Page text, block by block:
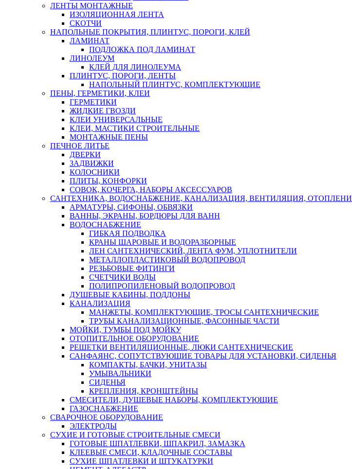
ЛЕНТЫ МОНТАЖНЫЕ
ИЗОЛЯЦИОННАЯ ЛЕНТА
СКОТЧИ
НАПОЛЬНЫЕ ПОКРЫТИЯ, ПЛИНТУС, ПОРОГИ, КЛЕЙ
ЛАМИНАТ
ПОДЛОЖКА ПОД ЛАМИНАТ
ЛИНОЛЕУМ
КЛЕЙ ДЛЯ ЛИНОЛЕУМА
ПЛИНТУС, ПОРОГИ, ЛЕНТЫ
НАПОЛЬНЫЙ ПЛИНТУС, КОМПЛЕКТУЮЩИЕ
ПЕНЫ, ГЕРМЕТИКИ, КЛЕИ
ГЕРМЕТИКИ
ЖИДКИЕ ГВОЗДИ
КЛЕИ УНИВЕРСАЛЬНЫЕ
КЛЕИ, МАСТИКИ СТРОИТЕЛЬНЫЕ
МОНТАЖНЫЕ ПЕНЫ
ПЕЧНОЕ ЛИТЬЕ
ДВЕРКИ
ЗАДВИЖКИ
КОЛОСНИКИ
ПЛИТЫ, КОНФОРКИ
СОВОК, КОЧЕРГА, НАБОРЫ АКСЕССУАРОВ
САНТЕХНИКА, ВОДОСНАБЖЕНИЕ, КАНАЛИЗАЦИЯ, ВЕНТИЛЯЦИЯ, ОТОПЛЕНИ
АРМАТУРЫ, СИФОНЫ, ОБВЯЗКИ
ВАННЫ, ЭКРАНЫ, БОРДЮРЫ ДЛЯ ВАНН
ВОДОСНАБЖЕНИЕ
ГИБКАЯ ПОДВОДКА
КРАНЫ ШАРОВЫЕ И ВОДОРАЗБОРНЫЕ
ЛЕН САНТЕХНИЧЕСКИЙ, ЛЕНТА ФУМ, УПЛОТНИТЕЛИ
МЕТАЛЛОПЛАСТИКОВЫЙ ВОДОПРОВОД
РЕЗЬБОВЫЕ ФИТИНГИ
СЧЕТЧИКИ ВОДЫ
ПОЛИПРОПИЛЕНОВЫЙ ВОДОПРОВОД
ДУШЕВЫЕ КАБИНЫ, ПОДДОНЫ
КАНАЛИЗАЦИЯ
МАНЖЕТЫ, КОМПЛЕКТУЮЩИЕ, ТРОСЫ САНТЕХНИЧЕСКИЕ
ТРУБЫ КАНАЛИЗАЦИОННЫЕ, ФАСОННЫЕ ЧАСТИ
МОЙКИ, ТУМБЫ ПОД МОЙКУ
ОТОПИТЕЛЬНОЕ ОБОРУДОВАНИЕ
РЕШЕТКИ ВЕНТИЛЯЦИОННЫЕ, ЛЮКИ САНТЕХНИЧЕСКИЕ
САНФАЯНС, СОПУТСТВУЮЩИЕ ТОВАРЫ ДЛЯ УСТАНОВКИ, СИДЕНЬЯ
КОМПАКТЫ, БАЧКИ, УНИТАЗЫ
УМЫВАЛЬНИКИ
СИДЕНЬЯ
КРЕПЛЕНИЯ, КРОНШТЕЙНЫ
СМЕСИТЕЛИ, ДУШЕВЫЕ НАБОРЫ, КОМПЛЕКТУЮЩИЕ
ГАЗОСНАБЖЕНИЕ
СВАРОЧНОЕ ОБОРУДОВАНИЕ
ЭЛЕКТРОДЫ
СУХИЕ И ГОТОВЫЕ СТРОИТЕЛЬНЫЕ СМЕСИ
ГОТОВЫЕ ШПАТЛЕВКИ, ШПАКРИЛ, ЗАМАЗКА
КЛЕЕВЫЕ СМЕСИ, КЛАДОЧНЫЕ СОСТАВЫ
СУХИЕ ШПАТЛЕВКИ И ШТУКАТУРКИ